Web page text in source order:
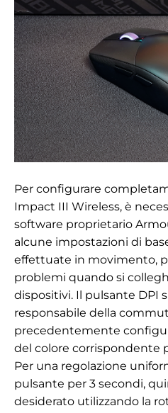
Per configurare
Impact III Wireless, è
software proprietario
alcune impostazioni di
effettuate in movimento,
problemi quando si
dispositivi. Il pulsante DPI
responsabile della
precedentemente
del colore corrispondente
Per una regolazione
pulsante per 3 secondi,
desiderato utilizzando la